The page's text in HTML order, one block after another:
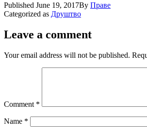
Published June 19, 2017By Праве
Categorized as Друштво
Leave a comment
Your email address will not be published.
Comment *
Name *